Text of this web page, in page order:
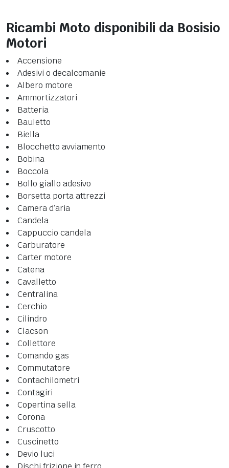
Ricambi Moto disponibili da Bosisio
Motori
Accensione
Adesivi o decalcomanie
Albero motore
Ammortizzatori
Batteria
Bauletto
Biella
Blocchetto avviamento
Bobina
Boccola
Bollo giallo adesivo
Borsetta porta attrezzi
Camera d’aria
Candela
Cappuccio candela
Carburatore
Carter motore
Catena
Cavalletto
Centralina
Cerchio
Cilindro
Clacson
Collettore
Comando gas
Commutatore
Contachilometri
Contagiri
Copertina sella
Corona
Cruscotto
Cuscinetto
Devio luci